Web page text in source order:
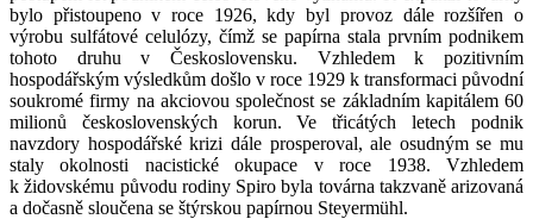
bylo přistoupeno v roce 1926, kdy byl provoz dále rozšířen o
výrobu sulfátové celulózy, čímž se papírna stala prvním podnikem
tohoto druhu v Československu. Vzhledem k pozitivním
hospodářským výsledkům došlo v roce 1929 k transformaci původní
soukromé firmy na akciovou společnost se základním kapitálem 60
milionů československých korun. Ve třicátých letech podnik
navzdory hospodářské krizi dále prosperoval, ale osudným se mu
staly okolnosti nacistické okupace v roce 1938. Vzhledem
k židovskému původu rodiny Spiro byla továrna takzvaně arizovaná
a dočasně sloučena se štýrskou papírnou Steyermühl.